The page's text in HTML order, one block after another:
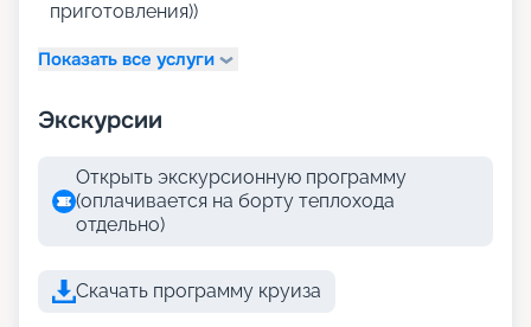
приготовления))
Показать все услуги
Экскурсии
Открыть экскурсионную программу
(оплачивается на борту теплохода
отдельно)
Скачать программу круиза